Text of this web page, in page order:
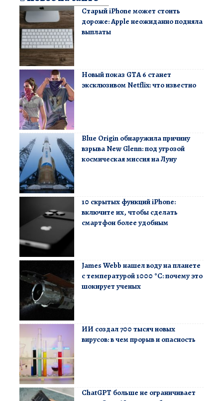
Старый iPhone может стоить
дороже: Apple неожиданно подняла
выплаты
Новый показ GTA 6 станет
эксклюзивом Netflix: что известно
Blue Origin обнаружила причину
взрыва New Glenn: под угрозой
космическая миссия на Луну
10 скрытых функций iPhone:
включите их, чтобы сделать
смартфон более удобным
James Webb нашел воду на планете
с температурой 1000 °C: почему это
шокирует ученых
ИИ создал 700 тысяч новых
вирусов: в чем прорыв и опасность
ChatGPT больше не ограничивает